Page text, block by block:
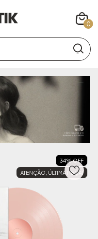
0
34%OFF
ATENÇÃO, ÚLTIMA PEÇA!